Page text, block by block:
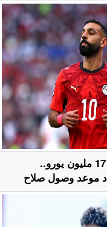
عرض لمدة عامين بـ 17 مليون يورو..
موعد وصول صلاح